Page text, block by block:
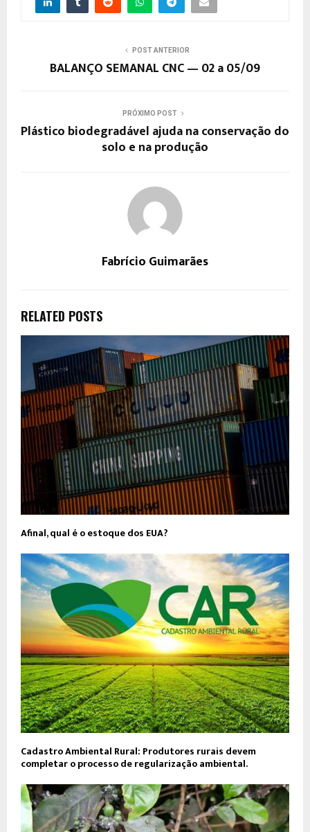
POST ANTERIOR
BALANÇO SEMANAL CNC — 02 a 05/09
PRÓXIMO POST
Plástico biodegradável ajuda na conservação do
solo e na produção
Fabrício Guimarães
RELATED POSTS
Afinal, qual é o estoque dos EUA?
Cadastro Ambiental Rural: Produtores rurais devem
completar o processo de regularização ambiental.